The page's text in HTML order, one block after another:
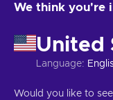
Informazioni su
personali potrebbero
Cliccando su
tecnologie da parte
modificare il tuo
da parte di Google,
We think you're
United
Language:
Would you like to